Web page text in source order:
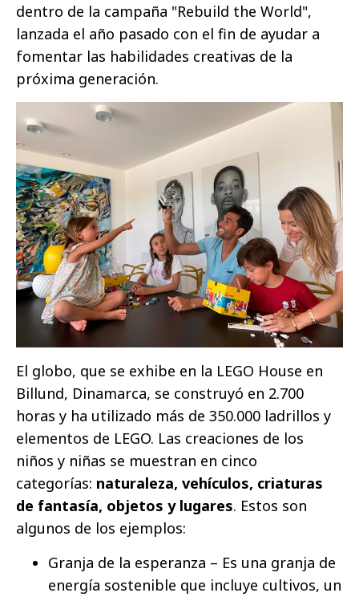
dentro de la campaña "Rebuild the World",
lanzada el año pasado con el fin de ayudar a
fomentar las habilidades creativas de la
próxima generación.
El globo, que se exhibe en la LEGO House en
Billund, Dinamarca, se construyó en 2.700
horas y ha utilizado más de 350.000 ladrillos y
elementos de LEGO. Las creaciones de los
niños y niñas se muestran en cinco
categorías: naturaleza, vehículos, criaturas
de fantasía, objetos y lugares. Estos son
algunos de los ejemplos:
Granja de la esperanza – Es una granja de
energía sostenible que incluye cultivos, un